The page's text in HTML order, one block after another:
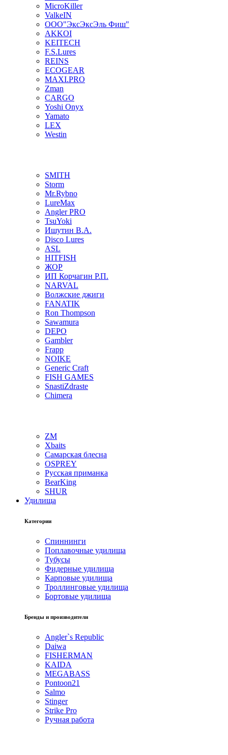
MicroKiller
ValkeIN
ООО"ЭксЭксЭль Фиш"
AKKOI
KEITECH
F.S.Lures
REINS
ECOGEAR
MAXI.PRO
Zman
CARGO
Yoshi Onyx
Yamato
LEX
Westin
SMITH
Storm
Mr.Rybno
LureMax
Angler PRO
TsuYoki
Ишутин В.А.
Disco Lures
ASL
HITFISH
ЖОР
ИП Корчагин Р.П.
NARVAL
Волжские джиги
FANATIK
Ron Thompson
Sawamura
DEPO
Gambler
Frapp
NOIKE
Generic Craft
FISH GAMES
SnastiZdraste
Chimera
ZM
Xbaits
Самарская блесна
OSPREY
Русская приманка
BearKing
SHUR
Удилища
Категории
Спиннинги
Поплавочные удилища
Тубусы
Фидерные удилища
Карповые удилища
Троллинговые удилища
Бортовые удилища
Бренды и производители
Angler`s Republic
Daiwa
FISHERMAN
KAIDA
MEGABASS
Pontoon21
Salmo
Stinger
Strike Pro
Ручная работа